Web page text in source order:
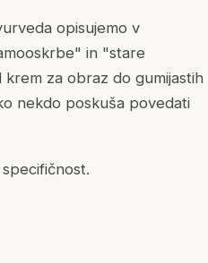
opisujemo v
in "stare
za obraz do gumijastih
nekdo poskuša povedati